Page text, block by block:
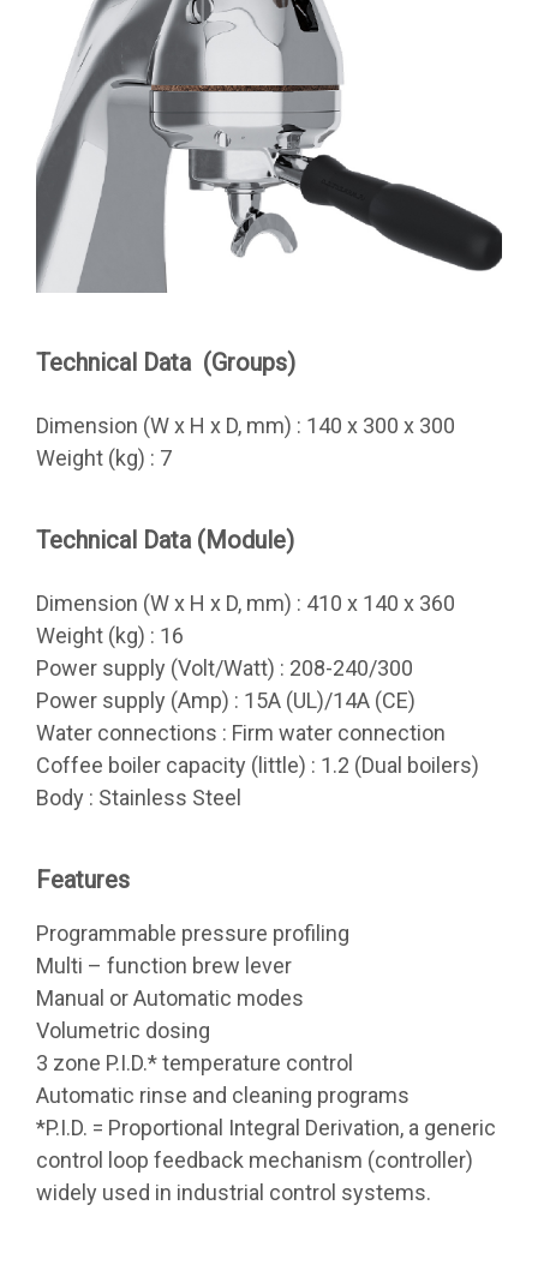
Technical Data (Groups)
Dimension (W x H x D, mm) : 140 x 300 x 300
Weight (kg) : 7
Technical Data (Module)
Dimension (W x H x D, mm) : 410 x 140 x 360
Weight (kg) : 16
Power supply (Volt/Watt) : 208-240/300
Power supply (Amp) : 15A (UL)/14A (CE)
Water connections : Firm water connection
Coffee boiler capacity (little) : 1.2 (Dual boilers)
Body : Stainless Steel
Features
Programmable pressure profiling
Multi – function brew lever
Manual or Automatic modes
Volumetric dosing
3 zone P.I.D.* temperature control
Automatic rinse and cleaning programs
*P.I.D. = Proportional Integral Derivation, a generic
control loop feedback mechanism (controller)
widely used in industrial control systems.